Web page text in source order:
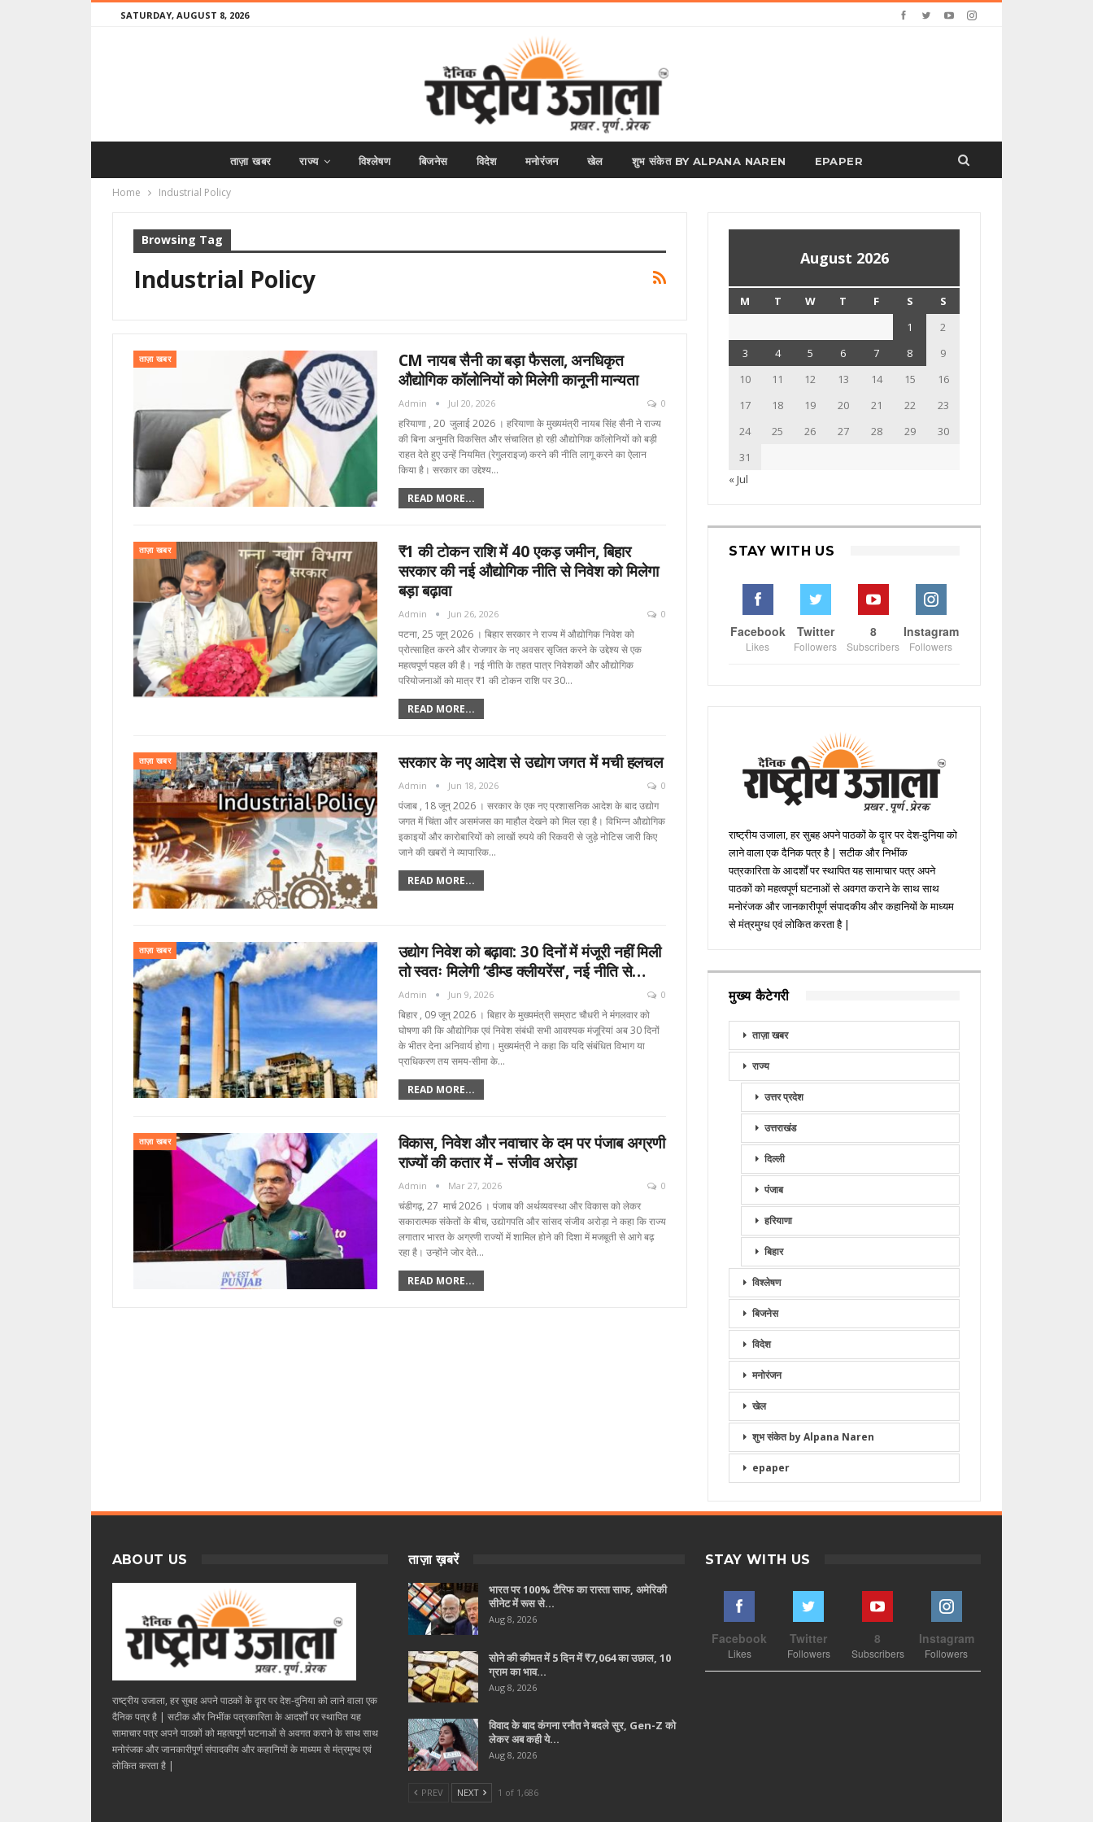
SATURDAY, AUGUST 8, 2026
ताज़ा खबर राज्य विश्लेषण बिजनेस विदेश मनोरंजन खेल शुभ संकेत BY ALPANA NAREN EPAPER
Home Industrial Policy
Browsing Tag
Industrial Policy
ताज़ा खबर
CM नायब सैनी का बड़ा फैसला, अनधिकृत
औद्योगिक कॉलोनियों को मिलेगी कानूनी मान्यता
Admin Jul 20, 2026 0
हरियाणा , 20 जुलाई 2026 । हरियाणा के मुख्यमंत्री नायब सिंह सैनी ने राज्य
की बिना अनुमति विकसित और संचालित हो रही औद्योगिक कॉलोनियों को बड़ी
राहत देते हुए उन्हें नियमित (रेगुलराइज) करने की नीति लागू करने का ऐलान
किया है। सरकार का उद्देश्य…
READ MORE...
ताज़ा खबर
₹1 की टोकन राशि में 40 एकड़ जमीन, बिहार
सरकार की नई औद्योगिक नीति से निवेश को मिलेगा
बड़ा बढ़ावा
Admin Jun 26, 2026 0
पटना, 25 जून्‌ 2026 । बिहार सरकार ने राज्य में औद्योगिक निवेश को
प्रोत्साहित करने और रोजगार के नए अवसर सृजित करने के उद्देश्य से एक
महत्वपूर्ण पहल की है। नई नीति के तहत पात्र निवेशकों और औद्योगिक
परियोजनाओं को मात्र ₹1 की टोकन राशि पर 30…
READ MORE...
ताज़ा खबर सरकार के नए आदेश से उद्योग जगत में मची हलचल
Admin Jun 18, 2026 0
पंजाब , 18 जून्‌ 2026 । सरकार के एक नए प्रशासनिक आदेश के बाद उद्योग
जगत में चिंता और असमंजस का माहौल देखने को मिल रहा है। विभिन्न औद्योगिक
इकाइयों और कारोबारियों को लाखों रुपये की रिकवरी से जुड़े नोटिस जारी किए
जाने की खबरों ने व्यापारिक…
READ MORE...
ताज़ा खबर
उद्योग निवेश को बढ़ावा: 30 दिनों में मंजूरी नहीं मिली
तो स्वतः मिलेगी ‘डीम्ड क्लीयरेंस’, नई नीति से…
Admin Jun 9, 2026 0
बिहार , 09 जून्‌ 2026 । बिहार के मुख्यमंत्री सम्राट चौधरी ने मंगलवार को
घोषणा की कि औद्योगिक एवं निवेश संबंधी सभी आवश्यक मंजूरियां अब 30 दिनों
के भीतर देना अनिवार्य होगा। मुख्यमंत्री ने कहा कि यदि संबंधित विभाग या
प्राधिकरण तय समय-सीमा के…
READ MORE...
ताज़ा खबर
विकास, निवेश और नवाचार के दम पर पंजाब अग्रणी
राज्यों की कतार में – संजीव अरोड़ा
Admin Mar 27, 2026 0
चंडीगढ़, 27 मार्च 2026 । पंजाब की अर्थव्यवस्था और विकास को लेकर
सकारात्मक संकेतों के बीच, उद्योगपति और सांसद संजीव अरोड़ा ने कहा कि राज्य
लगातार भारत के अग्रणी राज्यों में शामिल होने की दिशा में मजबूती से आगे बढ़
रहा है। उन्होंने जोर देते…
READ MORE...
August 2026
M T W T F S
S
1
2
3
4 5 6 7 8
9
10
11 12 13 14 15
16
17
18 19 20 21 22
23
24
25 26 27 28 29
30
31
« Jul
STAY WITH US
Facebook
Likes
Twitter
Followers
8
Subscribers
Instagram
Followers
राष्ट्रीय उजाला, हर सुबह अपने पाठकों के दॄार पर देश-दुनिया को
लाने वाला एक दैनिक पत्र है | सटीक और निभींक
पत्रकारिता के आदर्शों पर स्थापित यह सामाचार पत्र अपने
पाठकों को महत्वपूर्ण घटनाओं से अवगत कराने के साथ साथ
मनोरंजक और जानकारीपूर्ण संपादकीय और कहानियों के माध्यम
से मंत्रमुग्ध एवं लोकित करता है |
मुख्य कैटेगरी
ताज़ा खबर
राज्य
उत्तर प्रदेश
उत्तराखंड
दिल्ली
पंजाब
हरियाणा
बिहार
विश्लेषण
बिजनेस
विदेश
मनोरंजन
खेल
शुभ संकेत by Alpana Naren
epaper
ABOUT US
राष्ट्रीय उजाला, हर सुबह अपने पाठकों के दॄार पर देश-दुनिया को लाने वाला एक
दैनिक पत्र है | सटीक और निभींक पत्रकारिता के आदर्शों पर स्थापित यह
सामाचार पत्र अपने पाठकों को महत्वपूर्ण घटनाओं से अवगत कराने के साथ साथ
मनोरंजक और जानकारीपूर्ण संपादकीय और कहानियों के माध्यम से मंत्रमुग्ध एवं
लोकित करता है |
ताज़ा ख़बरें
भारत पर 100% टैरिफ का रास्ता साफ, अमेरिकी
सीनेट में रूस से…
Aug 8, 2026
सोने की कीमत में 5 दिन में ₹7,064 का उछाल, 10
ग्राम का भाव…
Aug 8, 2026
विवाद के बाद कंगना रनौत ने बदले सुर, Gen-Z को
लेकर अब कही ये…
Aug 8, 2026
PREV NEXT 1 of 1,686
STAY WITH US
Facebook
Likes
Twitter
Followers
8
Subscribers
Instagram
Followers